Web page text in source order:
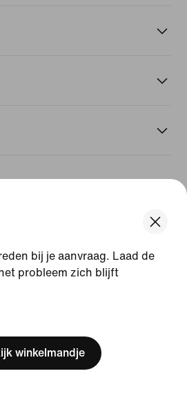
bij je aanvraag. Laad de
probleem zich blijft
winkelmandje